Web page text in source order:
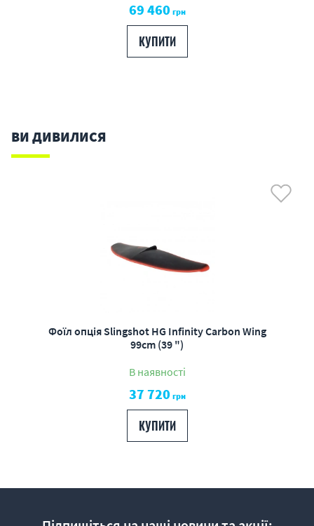
69 460грн
КУПИТИ
ВИ ДИВИЛИСЯ
Фоїл опція Slingshot HG Infinity Carbon Wing
99cm (39 ")
В наявності
37 720грн
КУПИТИ